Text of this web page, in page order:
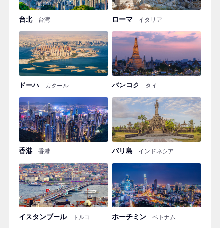
台北 台湾 ローマ イタリア
ドーハ カタール バンコク タイ
香港 香港 バリ島 インドネシア
イスタンブール トルコ ホーチミン ベトナム